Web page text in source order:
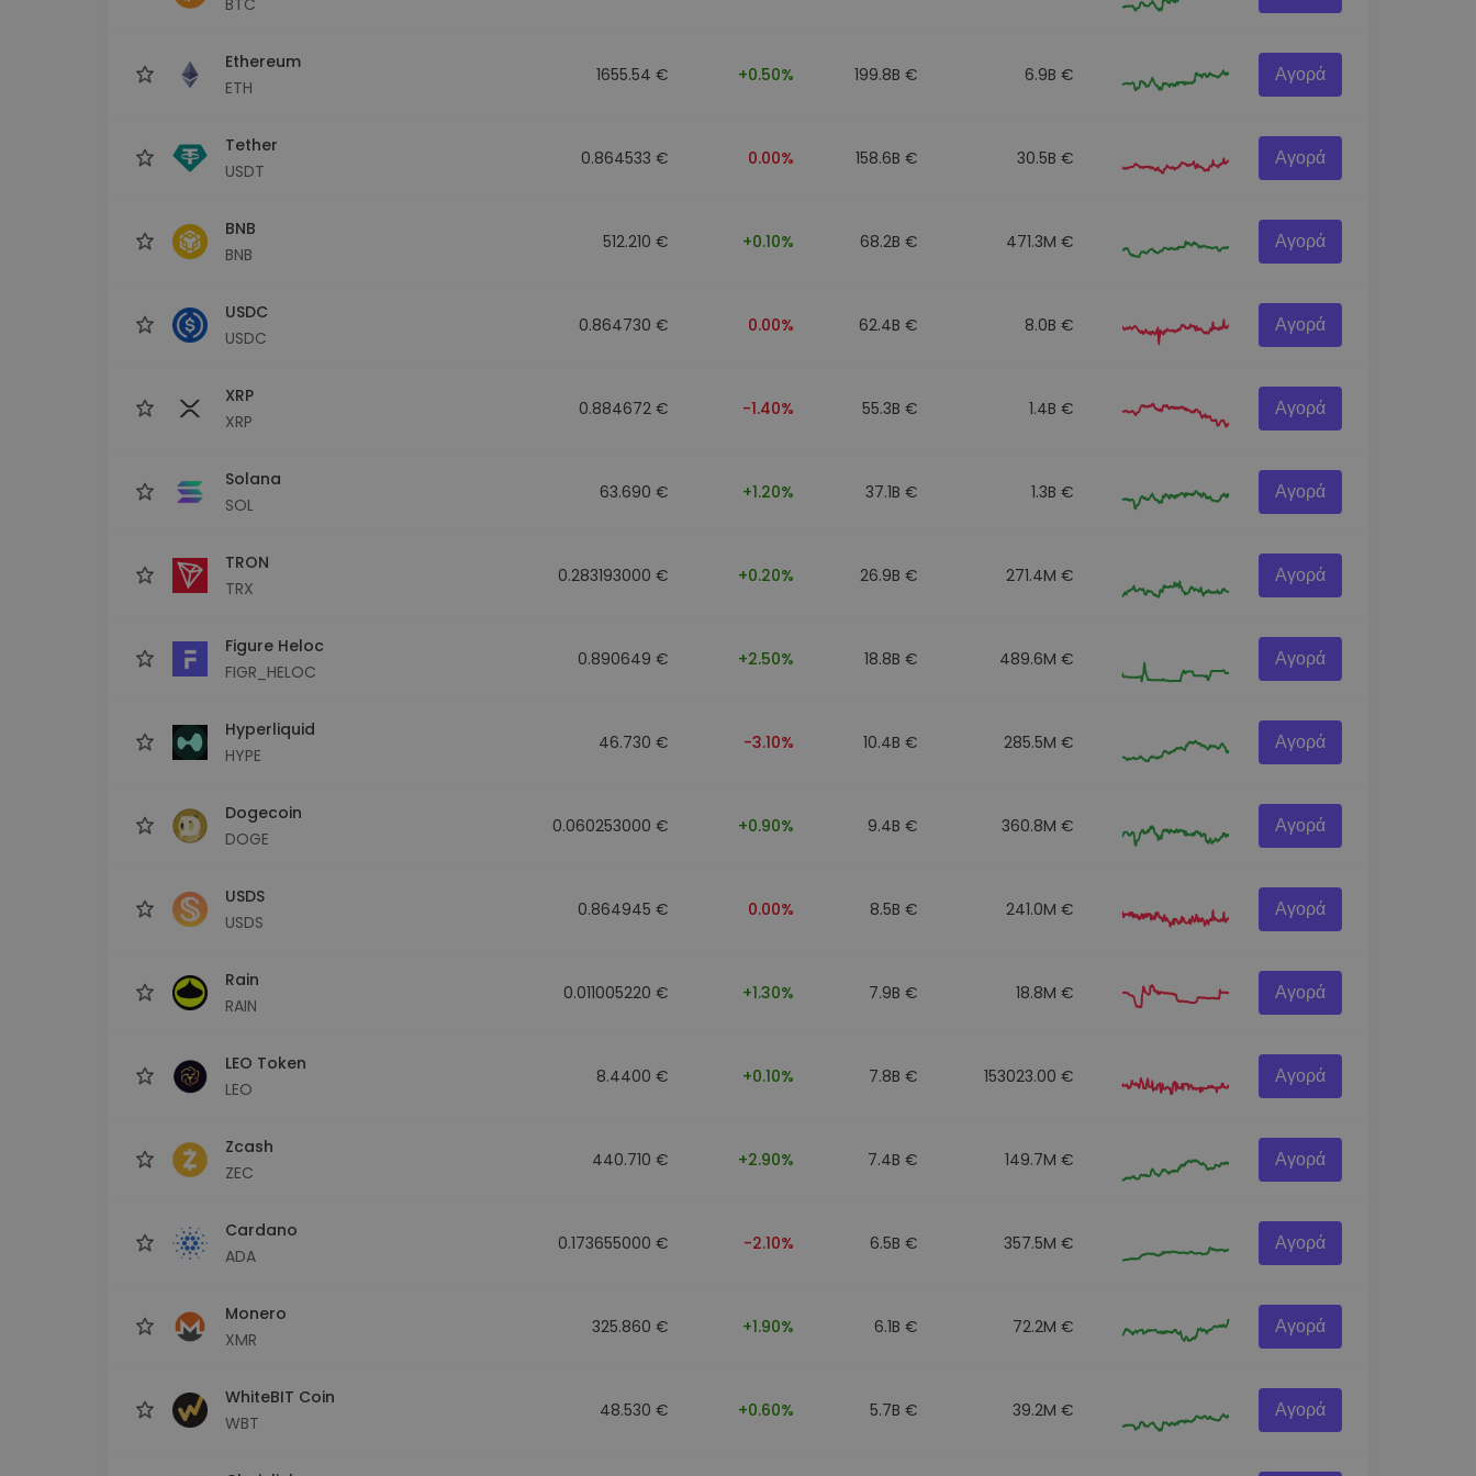
Ethereum
ETH
1655.54 € +0.50% 199.8B € 6.9B € Αγορά
Tether
USDT
0.864533 € 0.00% 158.6B € 30.5B € Αγορά
BNB
BNB
512.210 € +0.10% 68.2B € 471.3M € Αγορά
USDC
USDC
0.864730 € 0.00% 62.4B € 8.0B € Αγορά
XRP
XRP
0.884672 € -1.40% 55.3B € 1.4B € Αγορά
Solana
SOL
63.690 € +1.20% 37.1B € 1.3B € Αγορά
TRON
TRX
0.283193000 € +0.20% 26.9B € 271.4M € Αγορά
Figure Heloc
FIGR_HELOC
0.890649 € +2.50% 18.8B € 489.6M € Αγορά
Hyperliquid
HYPE
46.730 € -3.10% 10.4B € 285.5M € Αγορά
Dogecoin
DOGE
0.060253000 € +0.90% 9.4B € 360.8M € Αγορά
USDS
USDS
0.864945 € 0.00% 8.5B € 241.0M € Αγορά
Rain
RAIN
0.011005220 € +1.30% 7.9B € 18.8M € Αγορά
LEO Token
LEO
8.4400 € +0.10% 7.8B € 153023.00 € Αγορά
Zcash
ZEC
440.710 € +2.90% 7.4B € 149.7M € Αγορά
Cardano
ADA
0.173655000 € -2.10% 6.5B € 357.5M € Αγορά
Monero
XMR
325.860 € +1.90% 6.1B € 72.2M € Αγορά
WhiteBIT Coin
WBT
48.530 € +0.60% 5.7B € 39.2M € Αγορά